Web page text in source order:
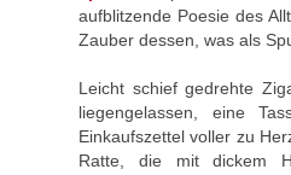
aufblitzende Poesie des
Zauber dessen, was als
Leicht schief gedrehte
liegengelassen, eine
Einkaufszettel voller zu
Ratte, die mit dickem